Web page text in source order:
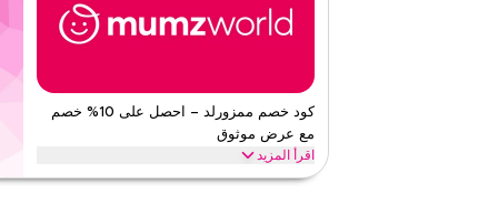
الحد الأدنى للطلب
على
قيّمنا
كود خصم ممزورلد – احصل على 10% خصم
مع عرض موثوق
اقرأ المزيد
احصل على خصم 10% على جميع المنتجات مع هذا